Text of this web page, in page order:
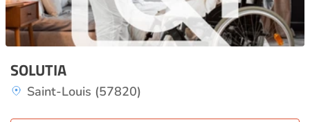
SOLUTIA
Saint-Louis (57820)